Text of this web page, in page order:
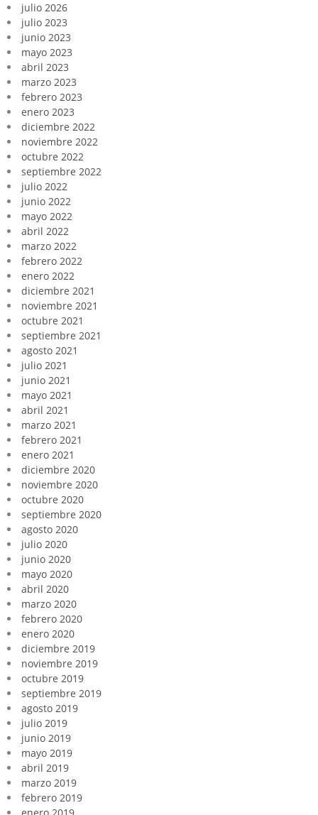
julio 2026
julio 2023
junio 2023
mayo 2023
abril 2023
marzo 2023
febrero 2023
enero 2023
diciembre 2022
noviembre 2022
octubre 2022
septiembre 2022
julio 2022
junio 2022
mayo 2022
abril 2022
marzo 2022
febrero 2022
enero 2022
diciembre 2021
noviembre 2021
octubre 2021
septiembre 2021
agosto 2021
julio 2021
junio 2021
mayo 2021
abril 2021
marzo 2021
febrero 2021
enero 2021
diciembre 2020
noviembre 2020
octubre 2020
septiembre 2020
agosto 2020
julio 2020
junio 2020
mayo 2020
abril 2020
marzo 2020
febrero 2020
enero 2020
diciembre 2019
noviembre 2019
octubre 2019
septiembre 2019
agosto 2019
julio 2019
junio 2019
mayo 2019
abril 2019
marzo 2019
febrero 2019